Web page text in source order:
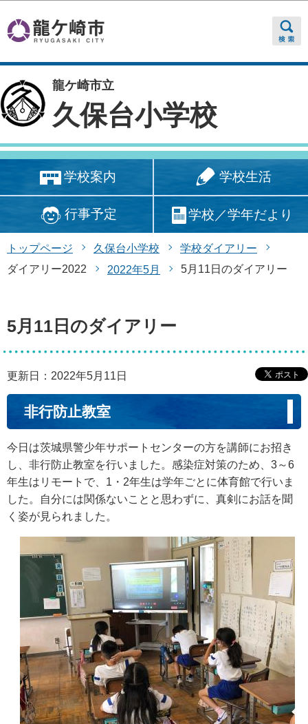
龍ケ崎市立
久保台小学校
学校案内 学校生活
行事予定 学校／学年だより
トップページ 久保台小学校
学校ダイアリー
ダイアリー2022
2022年5月 5月11日のダイアリー
5月11日のダイアリー
更新日：2022年5月11日
非行防止教室
今日は茨城県警少年サポートセンターの方を講師にお招き
し、非行防止教室を行いました。感染症対策のため、3～6
年生はリモートで、1・2年生は学年ごとに体育館で行いま
した。自分には関係ないことと思わずに、真剣にお話を聞
く姿が見られました。